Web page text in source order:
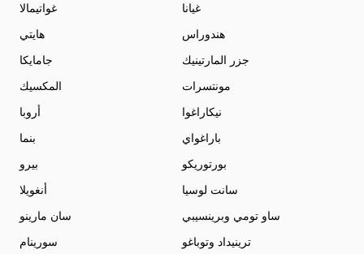
غواتيمالا
غيانا
هايتي
هندوراس
جامايكا
جزر المارتينيك
المكسيك
مونتسرات
أروبا
نيكاراغوا
بنما
باراغواي
بيرو
بورتوريكو
أنغويلا
سانت لوسيا
سان مارينو
ساو تومي وبرينسيبي
سورينام
ترينيداد وتوباغو